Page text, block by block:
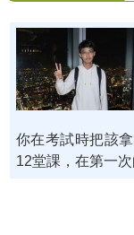
你在考試時把該
12堂課，在第一